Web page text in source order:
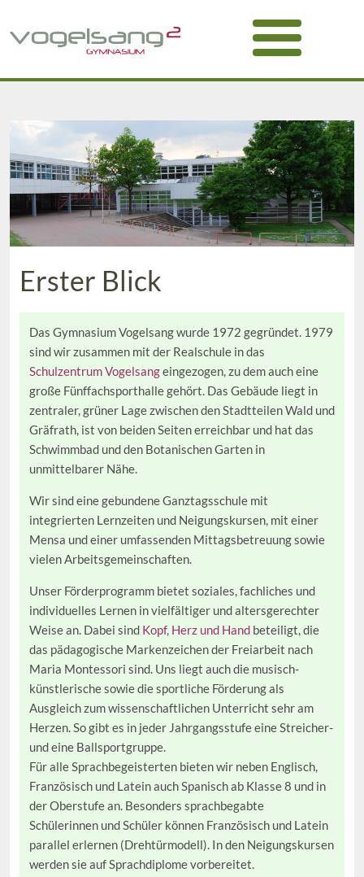
Erster Blick
Das Gymnasium Vogelsang wurde 1972 gegründet. 1979
sind wir zusammen mit der Realschule in das
Schulzentrum Vogelsangeingezogen, zu dem auch eine
große Fünffachsporthalle gehört. Das Gebäude liegt in
zentraler, grüner Lage zwischen den Stadtteilen Wald und
Gräfrath, ist von beiden Seiten erreichbar und hat das
Schwimmbad und den Botanischen Garten in
unmittelbarer Nähe.
Wir sind eine gebundene Ganztagsschule mit
integrierten Lernzeiten und Neigungskursen, mit einer
Mensa und einer umfassenden Mittagsbetreuung sowie
vielen Arbeitsgemeinschaften.
Unser Förderprogramm bietet soziales, fachliches und
individuelles Lernen in vielfältiger und altersgerechter
Weise an. Dabei sind Kopf, Herz und Hand beteiligt, die
das pädagogische Markenzeichen der Freiarbeit nach
Maria Montessori sind. Uns liegt auch die musisch-
künstlerische sowie die sportliche Förderung als
Ausgleich zum wissenschaftlichen Unterricht sehr am
Herzen. So gibt es in jeder Jahrgangsstufe eine Streicher-
und eine Ballsportgruppe.
Für alle Sprachbegeisterten bieten wir neben Englisch,
Französisch und Latein auch Spanisch ab Klasse 8 und in
der Oberstufe an. Besonders sprachbegabte
Schülerinnen und Schüler können Französisch und Latein
parallel erlernen (Drehtürmodell). In den Neigungskursen
werden sie auf Sprachdiplome vorbereitet.